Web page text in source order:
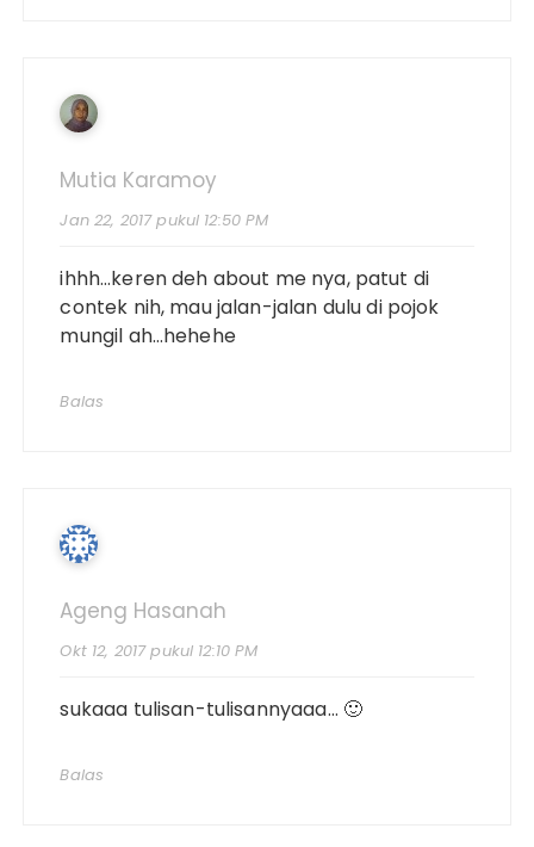
Mutia Karamoy
Jan 22, 2017 pukul 12:50 PM
ihhh…keren deh about me nya, patut di
contek nih, mau jalan-jalan dulu di pojok
mungil ah…hehehe
Balas
Ageng Hasanah
Okt 12, 2017 pukul 12:10 PM
sukaaa tulisan-tulisannyaaa… 🙂
Balas